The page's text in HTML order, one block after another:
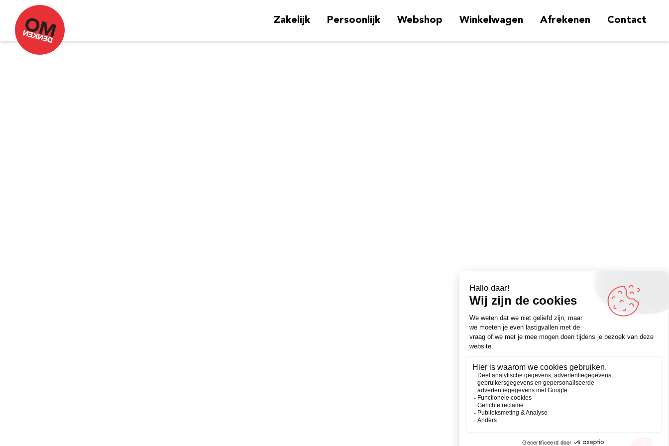
Zakelijk Persoonlijk Webshop Winkelwagen Afrekenen Contact